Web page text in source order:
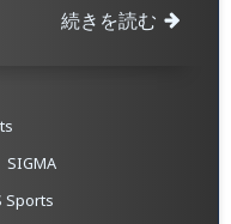
続きを読む
SIGMA
Sports